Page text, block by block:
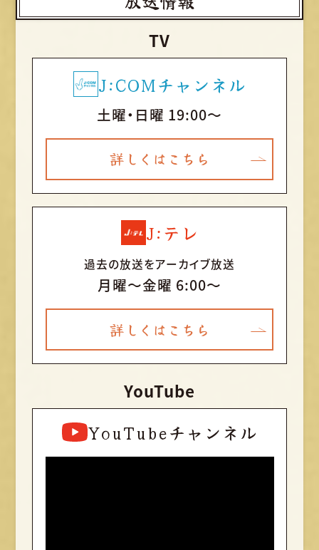
TV
J:COMチャンネル
土曜・日曜 19:00～
詳しくはこちら
J:テレ
過去の放送をアーカイブ放送
月曜〜金曜 6:00～
詳しくはこちら
YouTube
YouTubeチャンネル